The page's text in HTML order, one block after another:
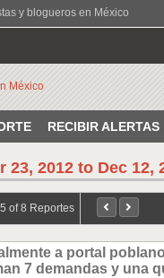
y blogueros en México
RECIBIR ALERTAS
23, 2012 to Dec 12,
of 8 Reportes
a portal
7 demandas y una